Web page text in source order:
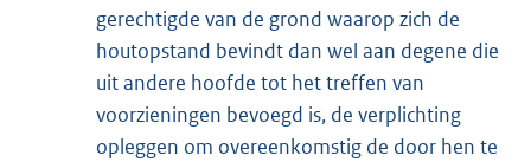
gerechtigde van de grond waarop zich de
houtopstand bevindt dan wel aan degene die
uit andere hoofde tot het treffen van
voorzieningen bevoegd is, de verplichting
opleggen om overeenkomstig de door hen te